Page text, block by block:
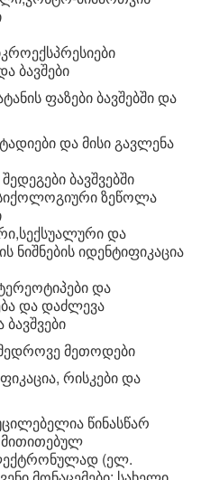
ბავშები
ფაზები ბავშებში და
და მისი გავლენა
ბავშვებში
ზეწოლა
და
იდენტიფიკაცია
და
და დაძლევა
მეთოდები
რისკები და
წინასწარ
(ელ.